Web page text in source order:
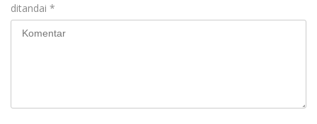
ditandai *